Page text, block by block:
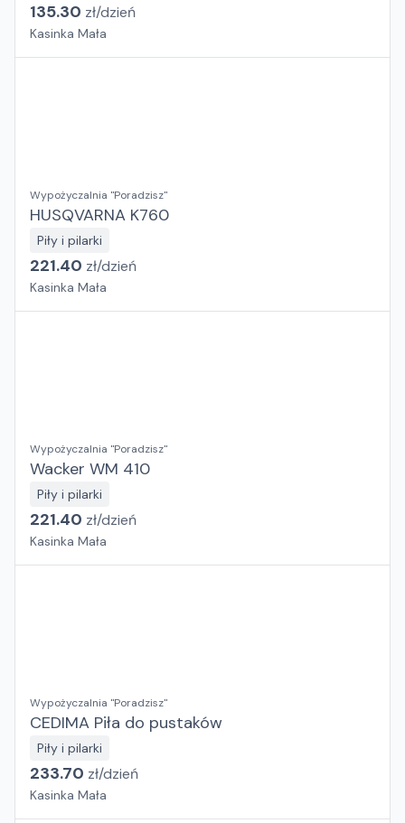
135.30 zł/dzień
Kasinka Mała
Wypożyczalnia "Poradzisz"
HUSQVARNA K760
Piły i pilarki
221.40 zł/dzień
Kasinka Mała
Wypożyczalnia "Poradzisz"
Wacker WM 410
Piły i pilarki
221.40 zł/dzień
Kasinka Mała
Wypożyczalnia "Poradzisz"
CEDIMA Piła do pustaków
Piły i pilarki
233.70 zł/dzień
Kasinka Mała